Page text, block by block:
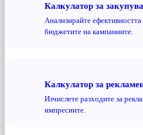
Калкулатор за
Анализирайте
бюджетите на кампаниите.
Калкулатор за
Изчислете разходите за
импресиите.